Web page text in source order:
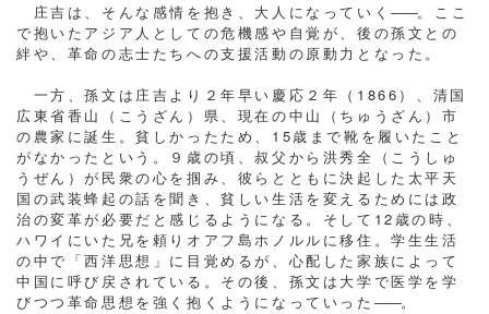
庄吉は、そんな感情を抱き、大人になっていく――。ここ
で抱いたアジア人としての危機感や自覚が、後の孫文との
絆や、革命の志士たちへの支援活動の原動力となった。
一方、孫文は庄吉より２年早い慶応２年（1866）、清国
広東省香山（こうざん）県、現在の中山（ちゅうざん）市
の農家に誕生。貧しかったため、15歳まで靴を履いたこと
がなかったという。９歳の頃、叔父から洪秀全（こうしゅ
うぜん）が民衆の心を掴み、彼らとともに決起した太平天
国の武装蜂起の話を聞き、貧しい生活を変えるためには政
治の変革が必要だと感じるようになる。そして12歳の時、
ハワイにいた兄を頼りオアフ島ホノルルに移住。学生生活
の中で「西洋思想」に目覚めるが、心配した家族によって
中国に呼び戻されている。その後、孫文は大学で医学を学
びつつ革命思想を強く抱くようになっていった ――。